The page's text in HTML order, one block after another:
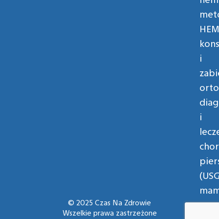
i
i
© 2025 Czas Na Zdrowie
Wszelkie prawa zastrzeżone